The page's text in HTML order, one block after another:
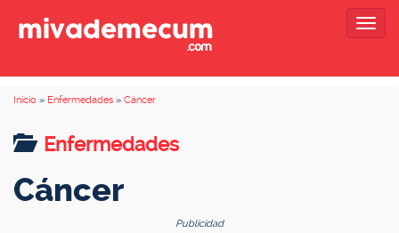
Inicio » Enfermedades » Cáncer
Enfermedades
Cáncer
Publicidad